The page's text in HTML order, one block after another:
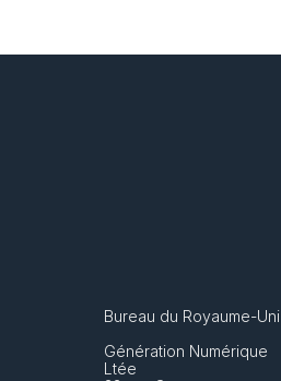
Bureau du Royaume-Uni
Génération Numérique
Ltée